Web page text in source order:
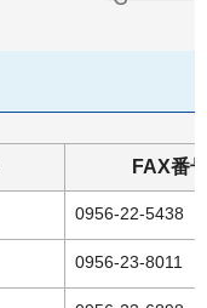
FAX番
0956-22-5438
0956-23-8011